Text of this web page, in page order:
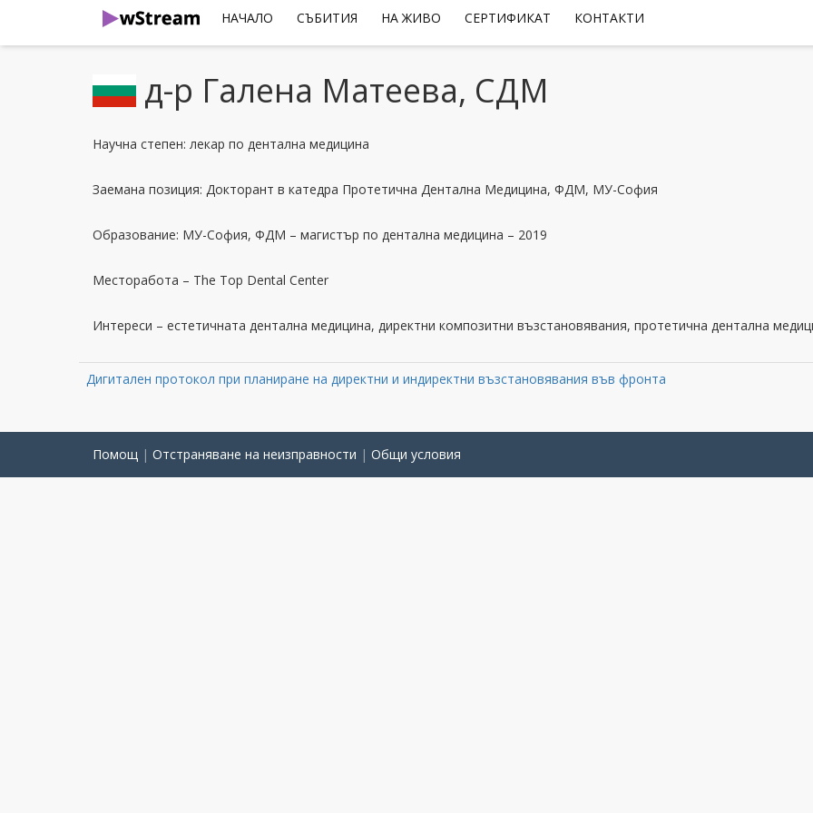
НАЧАЛО СЪБИТИЯ НА ЖИВО СЕРТИФИКАТ КОНТАКТИ
д-р Галена Матеева, СДМ
Научна степен: лекар по дентална медицина
Заемана позиция: Докторант в катедра Протетична Дентална Медицина, ФДМ, МУ-София
Образование: МУ-София, ФДМ – магистър по дентална медицина – 2019
Месторабота – The Top Dental Center
Интереси – естетичната дентална медицина, директни композитни възстановявания, протетична дентална
Дигитален протокол при планиране на директни и индиректни възстановявания във фронта
Помощ | Отстраняване на неизправности | Общи условия